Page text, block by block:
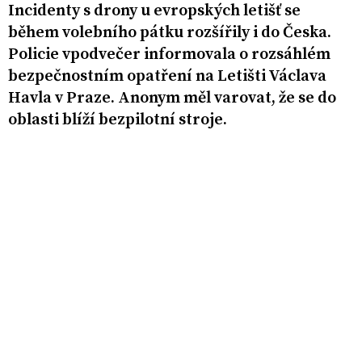
Incidenty s drony u evropských letišť se
během volebního pátku rozšířily i do Česka.
Policie vpodvečer informovala o rozsáhlém
bezpečnostním opatření na Letišti Václava
Havla v Praze. Anonym měl varovat, že se do
oblasti blíží bezpilotní stroje.